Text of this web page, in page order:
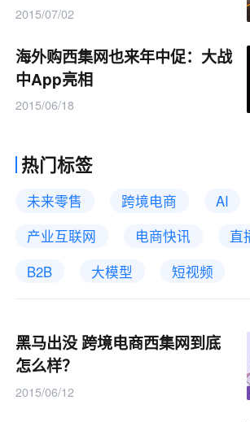
2015/07/02
海外购西集网也来年中促：大战
中App亮相
2015/06/18
热门标签
未来零售 跨境电商 AI
产业互联网
电商快讯
直
B2B
大模型 短视频
黑马出没 跨境电商西集网到底
怎么样？
2015/06/12